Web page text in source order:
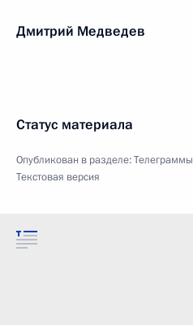
Дмитрий Медведев
Статус материала
Опубликован в разделе:Телеграммы
Текстовая версия